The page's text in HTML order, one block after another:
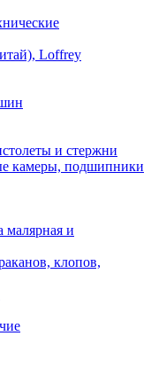
Loffrey
и стержни
камеры, подшипники
малярная и
клопов,